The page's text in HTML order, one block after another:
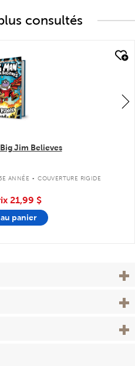
consultés
Jim Believes
ANNÉE . COUVERTURE RIGIDE
21,99 $
panier
View